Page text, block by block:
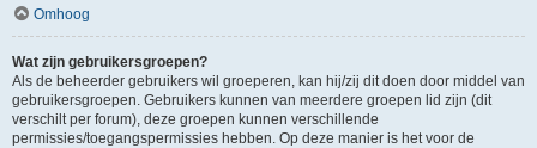
Omhoog
Wat zijn gebruikersgroepen?
Als de beheerder gebruikers wil groeperen, kan hij/zij dit doen door middel van
gebruikersgroepen. Gebruikers kunnen van meerdere groepen lid zijn (dit
verschilt per forum), deze groepen kunnen verschillende
permissies/toegangspermissies hebben. Op deze manier is het voor de